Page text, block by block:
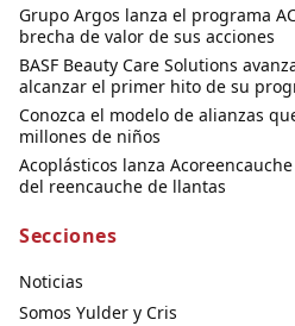
Grupo Argos lanza el programa
brecha de valor de sus acciones
BASF Beauty Care Solutions
alcanzar el primer hito de su
Conozca el modelo de alianzas
millones de niños
Acoplásticos lanza
del reencauche de llantas
Secciones
Noticias
Somos Yulder y Cris